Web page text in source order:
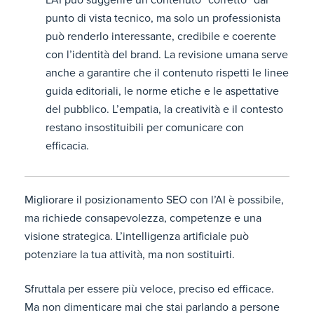
punto di vista tecnico, ma solo un professionista
può renderlo interessante, credibile e coerente
con l’identità del brand. La revisione umana serve
anche a garantire che il contenuto rispetti le linee
guida editoriali, le norme etiche e le aspettative
del pubblico. L’empatia, la creatività e il contesto
restano insostituibili per comunicare con
efficacia.
Migliorare il posizionamento SEO con l’AI è possibile,
ma richiede consapevolezza, competenze e una
visione strategica. L’intelligenza artificiale può
potenziare la tua attività, ma non sostituirti.
Sfruttala per essere più veloce, preciso ed efficace.
Ma non dimenticare mai che stai parlando a persone